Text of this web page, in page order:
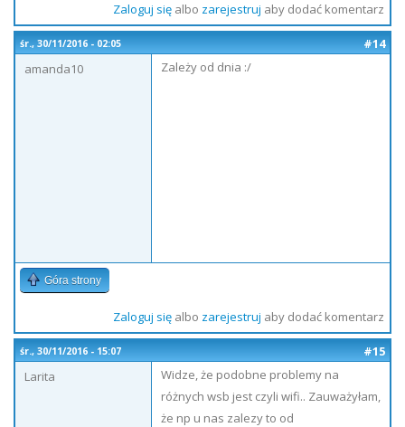
Zaloguj sięalbo zarejestruj aby dodać komentarz
śr., 30/11/2016 - 02:05
#14
amanda10
Zależy od dnia :/
Góra strony
Zaloguj sięalbo zarejestruj aby dodać komentarz
śr., 30/11/2016 - 15:07
#15
Larita
Widze, że podobne problemy na
różnych wsb jest czyli wifi.. Zauważyłam,
że np u nas zalezy to od